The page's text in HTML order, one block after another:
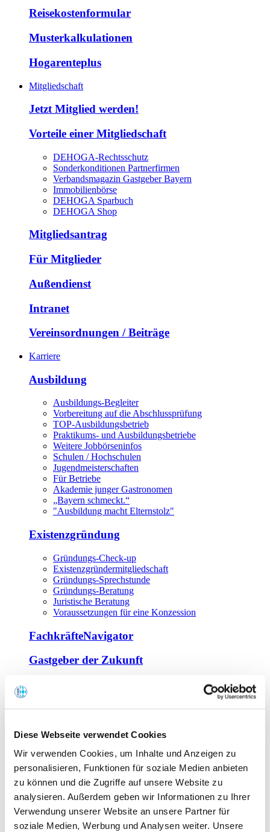
Diese Webseite verwendet Cookies
Wir verwenden Cookies, um Inhalte und Anzeigen zu
personalisieren, Funktionen für soziale Medien anbieten
zu können und die Zugriffe auf unsere Website zu
analysieren. Außerdem geben wir Informationen zu Ihrer
Verwendung unserer Website an unsere Partner für
soziale Medien, Werbung und Analysen weiter. Unsere
Reisekostenformular
Musterkalkulationen
Hogarenteplus
Mitgliedschaft
Jetzt Mitglied werden!
Vorteile einer Mitgliedschaft
DEHOGA-Rechtsschutz
Sonderkonditionen Partnerfirmen
Verbandsmagazin Gastgeber Bayern
Immobilienbörse
DEHOGA Sparbuch
DEHOGA Shop
Mitgliedsantrag
Für Mitglieder
Außendienst
Intranet
Vereinsordnungen / Beiträge
Karriere
Ausbildung
Ausbildungs-Begleiter
Vorbereitung auf die Abschlussprüfung
TOP-Ausbildungsbetrieb
Praktikums- und Ausbildungsbetriebe
Weitere Jobbörseninfos
Schulen / Hochschulen
Jugendmeisterschaften
Für Betriebe
Akademie junger Gastronomen
„Bayern schmeckt.“
"Ausbildung macht Elternstolz"
Existenzgründung
Gründungs-Check-up
Existenzgründermitgliedschaft
Gründungs-Sprechstunde
Gründungs-Beratung
Juristische Beratung
Voraussetzungen für eine Konzession
FachkräfteNavigator
Gastgeber der Zukunft
Offene Seminare
Tagen im Palais
Wirte-und Unternehmerbrief
Lernplattform BOUNTI
Partner
Branchennahe Organisationen